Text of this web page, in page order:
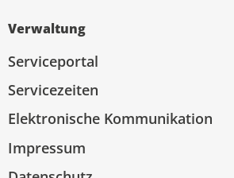
Verwaltung
Serviceportal
Servicezeiten
Elektronische Kommunikation
Impressum